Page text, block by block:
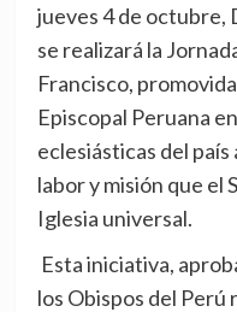
jueves 4 de octubre,
se realizará la
Francisco,
Episcopal Peruana
eclesiásticas del
labor y misión que el
Iglesia universal.
Esta iniciativa,
los Obispos del Perú